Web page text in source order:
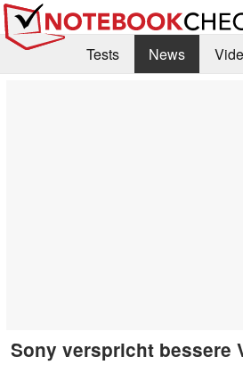
Tests News
Sony verspricht bessere